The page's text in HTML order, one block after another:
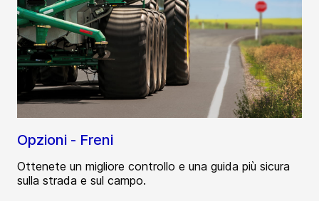
Opzioni - Freni
Ottenete un migliore controllo e una guida più sicura
sulla strada e sul campo.